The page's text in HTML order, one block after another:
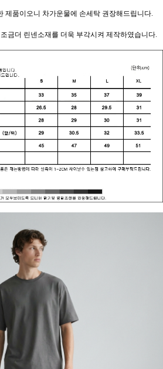
제품이오니 차가운물에 손세탁 권장해드립니다.
금더 린넨소재를 더욱 부각시켜 제작하였습니다.